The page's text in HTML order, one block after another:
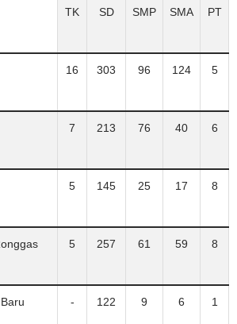
TK SD SMP SMA PT
16 303 96 124 5
7 213 76 40 6
5 145 25 17 8
5 257 61 59 8
- 122 9 6 1